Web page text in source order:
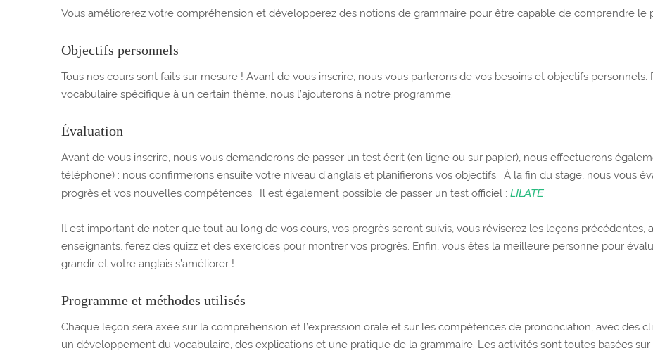
Vous améliorerez votre compréhension et développerez des notions de grammaire pour être capable de comprendre le
Objectifs personnels
Tous nos cours sont faits sur mesure ! Avant de vous inscrire, nous vous parlerons de vos besoins et objectifs
vocabulaire spécifique à un certain thème, nous l’ajouterons à notre programme.
Évaluation
Avant de vous inscrire, nous vous demanderons de passer un test écrit (en ligne ou sur papier), nous effectuerons
téléphone) ; nous confirmerons ensuite votre niveau d’anglais et planifierons vos objectifs. À la fin du stage, nous vous
progrès et vos nouvelles compétences. Il est également possible de passer un test officiel : LILATE.
Il est important de noter que tout au long de vos cours, vos progrès seront suivis, vous réviserez les leçons précédentes,
enseignants, ferez des quizz et des exercices pour montrer vos progrès. Enfin, vous êtes la meilleure personne pour
grandir et votre anglais s’améliorer !
Programme et méthodes utilisés
Chaque leçon sera axée sur la compréhension et l’expression orale et sur les compétences de prononciation, avec des
un développement du vocabulaire, des explications et une pratique de la grammaire. Les activités sont toutes basées